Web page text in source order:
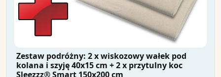
Zestaw podróżny: 2 x wiskozowy wałek pod
kolana i szyję 40x15 cm + 2 x przytulny koc
Sleezzz® Smart 150x200 cm